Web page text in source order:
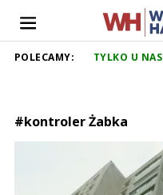
POLECAMY: TYLKO U NAS
#kontroler Żabka